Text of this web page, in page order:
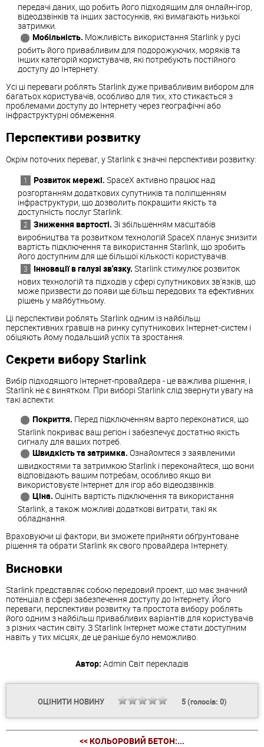
передачі даних, що робить його підходящим для онлайн-ігор,
відеодзвінків та інших застосунків, які вимагають низької
затримки.
Мобільність. Можливість використання Starlink у русі
робить його привабливим для подорожуючих, моряків та
інших категорій користувачів, які потребують постійного
доступу до Інтернету.
Усі ці переваги роблять Starlink дуже привабливим вибором для
багатьох користувачів, особливо для тих, хто стикається з
проблемами доступу до Інтернету через географічні або
інфраструктурні обмеження.
Перспективи розвитку
Окрім поточних переваг, у Starlink є значні перспективи розвитку:
Розвиток мережі. SpaceX активно працює над
розгортанням додаткових супутників та поліпшенням
інфраструктури, що дозволить покращити якість та
доступність послуг Starlink.
Зниження вартості. Зі збільшенням масштабів
виробництва та розвитком технологій SpaceX планує знизити
вартість підключення та використання Starlink, що зробить
його доступним для ще більшої кількості користувачів.
Інновації в галузі зв'язку. Starlink стимулює розвиток
нових технологій та підходів у сфері супутникових зв'язків, що
може призвести до появи ще більш передових та ефективних
рішень у майбутньому.
Ці перспективи роблять Starlink одним із найбільш
перспективних гравців на ринку супутникових Інтернет-систем і
обіцяють йому подальший успіх та зростання.
Секрети вибору Starlink
Вибір підходящого Інтернет-провайдера - це важлива рішення, і
Starlink не є винятком. При виборі Starlink слід звернути увагу на
такі аспекти:
Покриття. Перед підключенням варто переконатися, що
Starlink покриває ваш регіон і забезпечує достатню якість
сигналу для ваших потреб.
Швидкість та затримка. Ознайомтеся з заявленими
швидкостями та затримкою Starlink і переконайтеся, що вони
відповідають вашим потребам, особливо якщо ви
використовуєте Інтернет для ігор або відеодзвінків.
Ціна. Оцініть вартість підключення та використання
Starlink, а також можливі додаткові витрати, такі як
обладнання.
Враховуючи ці фактори, ви зможете прийняти обґрунтоване
рішення та обрати Starlink як свого провайдера Інтернету.
Висновки
Starlink представляє собою передовий проект, що має значний
потенціал в сфері забезпечення доступу до Інтернету. Його
переваги, перспективи розвитку та простота вибору роблять
його одним з найбільш привабливих варіантів для користувачів
з різних частин світу. З Starlink Інтернет може стати доступним
навіть у тих місцях, де це раніше було неможливо.
Автор: Admin Світ перекладів
ОЦІНИТИ НОВИНУ 5(голосів: 0)
<< КОЛЬОРОВИЙ БЕТОН:...